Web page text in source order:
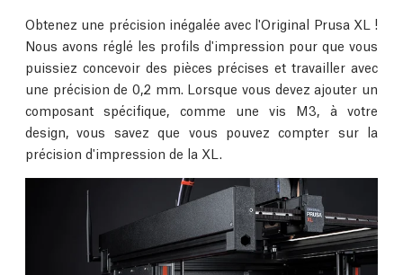
Obtenez une précision inégalée avec l'Original Prusa XL !
Nous avons réglé les profils d'impression pour que vous
puissiez concevoir des pièces précises et travailler avec
une précision de 0,2 mm. Lorsque vous devez ajouter un
composant spécifique, comme une vis M3, à votre
design, vous savez que vous pouvez compter sur la
précision d'impression de la XL.